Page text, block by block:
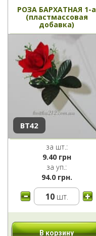
РОЗА БАРХАТНАЯ 1-а
(пластмассовая
добавка)
ВТ42
за шт.:
9.40 грн
за уп.:
94.0 грн.
10шт.
В корзину